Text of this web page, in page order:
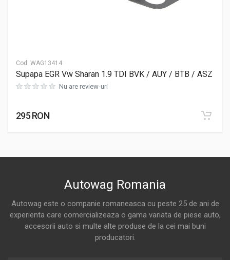
Cod: WAG13414
Supapa EGR Vw Sharan 1.9 TDI BVK / AUY / BTB / ASZ
Nu are review-uri
295 RON
Autowag Romania
Autowag este o companie romaneasca cu peste 25 de ani de
experienta care comercializeaza o gama variata de piese auto,
accesorii auto si multe alte produse de la cei mai buni
producatori.